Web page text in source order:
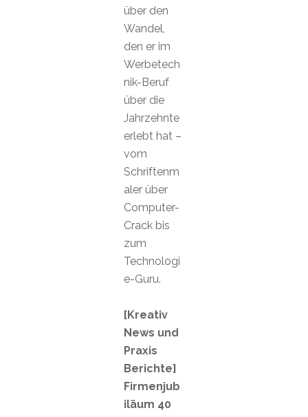
über den
Wandel,
den er im
Werbetech
nik-Beruf
über die
Jahrzehnte
erlebt hat –
vom
Schriftenm
aler über
Computer-
Crack bis
zum
Technologi
e-Guru.
[Kreativ
News und
Praxis
Berichte]
Firmenjub
iläum 40